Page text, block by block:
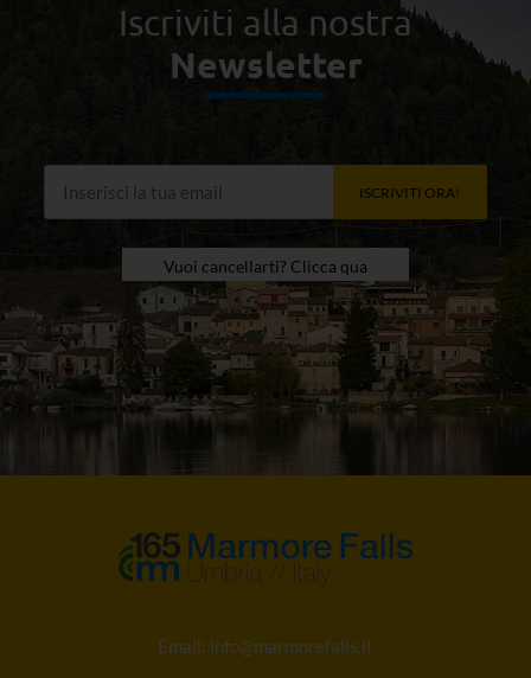
Iscriviti alla nostra
Newsletter
ISCRIVITI ORA!
Vuoi cancellarti? Clicca qua
Email: info@marmorefalls.it